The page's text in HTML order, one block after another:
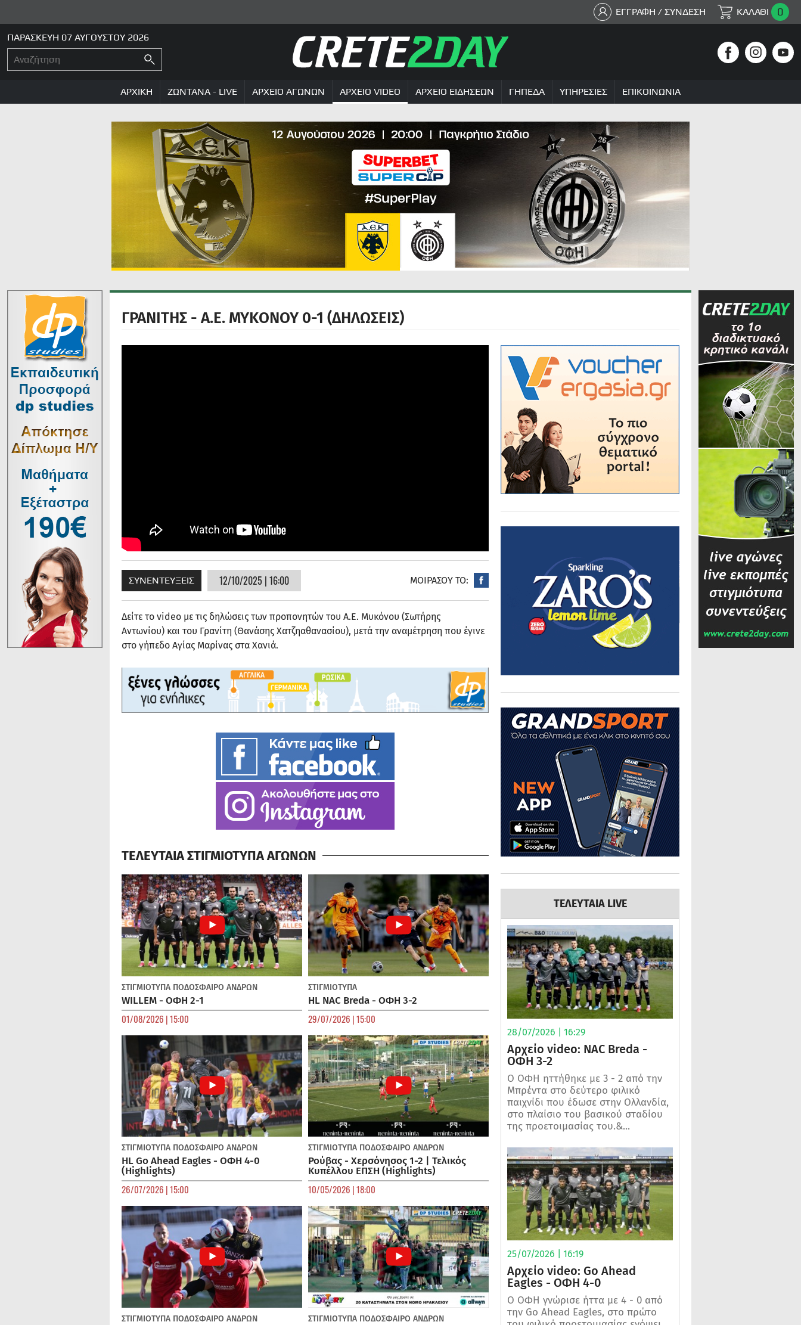
ΕΓΓΡΑΦΗ / ΣΥΝΔΕΣΗ ΚΑΛΑΘΙ 0
ΠΑΡΑΣΚΕΥΗ 07 ΑΥΓΟΥΣΤΟΥ 2026
ΑΡΧΙΚΗ ΖΩΝΤΑΝΑ - LIVE ΑΡΧΕΙΟ ΑΓΩΝΩΝ ΑΡΧΕΙΟ VIDEO ΑΡΧΕΙΟ ΕΙΔΗΣΕΩΝ ΓΗΠΕΔΑ ΥΠΗΡΕΣΙΕΣ ΕΠΙΚΟΙΝΩΝΙΑ
ΓΡΑΝΙΤΗΣ - Α.Ε. ΜΥΚΟΝΟΥ 0-1 (ΔΗΛΩΣΕΙΣ)
ΣΥΝΕΝΤΕΥΞΕΙΣ 12/10/2025 | 16:00 ΜΟΙΡΑΣΟΥ ΤΟ:
Δείτε το video με τις δηλώσεις των προπονητών του Α.Ε. Μυκόνου (Σωτήρης
Αντωνίου) και του Γρανίτη (Θανάσης Χατζηαθανασίου), μετά την αναμέτρηση που έγινε
στο γήπεδο Αγίας Μαρίνας στα Χανιά.
ΤΕΛΕΥΤΑΙΑ ΣΤΙΓΜΙΟΤΥΠΑ ΑΓΩΝΩΝ
ΣΤΙΓΜΙΟΤΥΠΑ ΠΟΔΌΣΦΑΙΡΟ ΑΝΔΡΏΝ
WILLEM - ΟΦΗ 2-1
01/08/2026 | 15:00
ΣΤΙΓΜΙΟΤΥΠΑ
HL NAC Breda - ΟΦΗ 3-2
29/07/2026 | 15:00
ΣΤΙΓΜΙΟΤΥΠΑ ΠΟΔΌΣΦΑΙΡΟ ΑΝΔΡΏΝ
HL Go Ahead Eagles - ΟΦΗ 4-0
(Highlights)
26/07/2026 | 15:00
ΣΤΙΓΜΙΟΤΥΠΑ ΠΟΔΌΣΦΑΙΡΟ ΑΝΔΡΏΝ
Ρούβας - Χερσόνησος 1-2 | Τελικός
Κυπέλλου ΕΠΣΗ (Highlights)
10/05/2026 | 18:00
ΣΤΙΓΜΙΟΤΥΠΑ ΠΟΔΌΣΦΑΙΡΟ ΑΝΔΡΏΝ ΣΤΙΓΜΙΟΤΥΠΑ ΠΟΔΌΣΦΑΙΡΟ ΑΝΔΡΏΝ
ΤΕΛΕΥΤΑΙΑ LIVE
28/07/2026 | 16:29
Αρχείο video: NAC Breda -
ΟΦΗ 3-2
Ο ΟΦΗ ηττήθηκε με 3 - 2 από την
Μπρέντα στο δεύτερο φιλικό
παιχνίδι που έδωσε στην Ολλανδία,
στο πλαίσιο του βασικού σταδίου
της προετοιμασίας του.&...
25/07/2026 | 16:19
Αρχείο video: Go Ahead
Eagles - ΟΦΗ 4-0
Ο ΟΦΗ γνώρισε ήττα με 4 - 0 από
την Go Ahead Eagles, στο πρώτο